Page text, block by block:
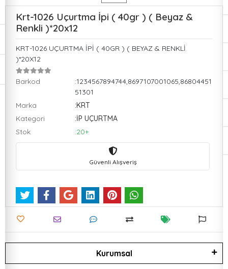
Krt-1026 Uçurtma İpi ( 40gr ) ( Beyaz &
Renkli )*20x12
KRT-1026 UÇURTMA İPİ ( 40GR ) ( BEYAZ & RENKLİ
)*20X12
Barkod
:1234567894744,8697107001065,86804451
51301
Marka
:KRT
Kategori
:İP UÇURTMA
Stok
:20+
Güvenli Alışveriş
Kurumsal